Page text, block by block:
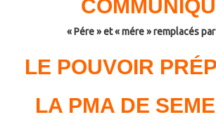
« Pére » et « mére » remplacés
LE POUVOIR
LA PMA DE